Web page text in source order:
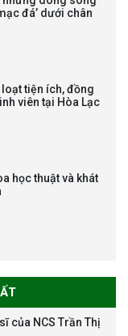
chức danh nghề
môn dùng
tiến sĩ của NCS
đá’ dưới chân
loạt tiện ích, đồng
viên tại Hòa Lạc
học thuật và khát
của NCS Trần Thị